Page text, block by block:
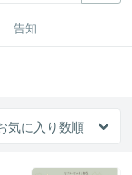
告知